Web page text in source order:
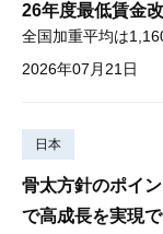
26年度最低賃金
全国加重平均は
2026年07月21日
日本
骨太方針のポイ
で高成長を実現